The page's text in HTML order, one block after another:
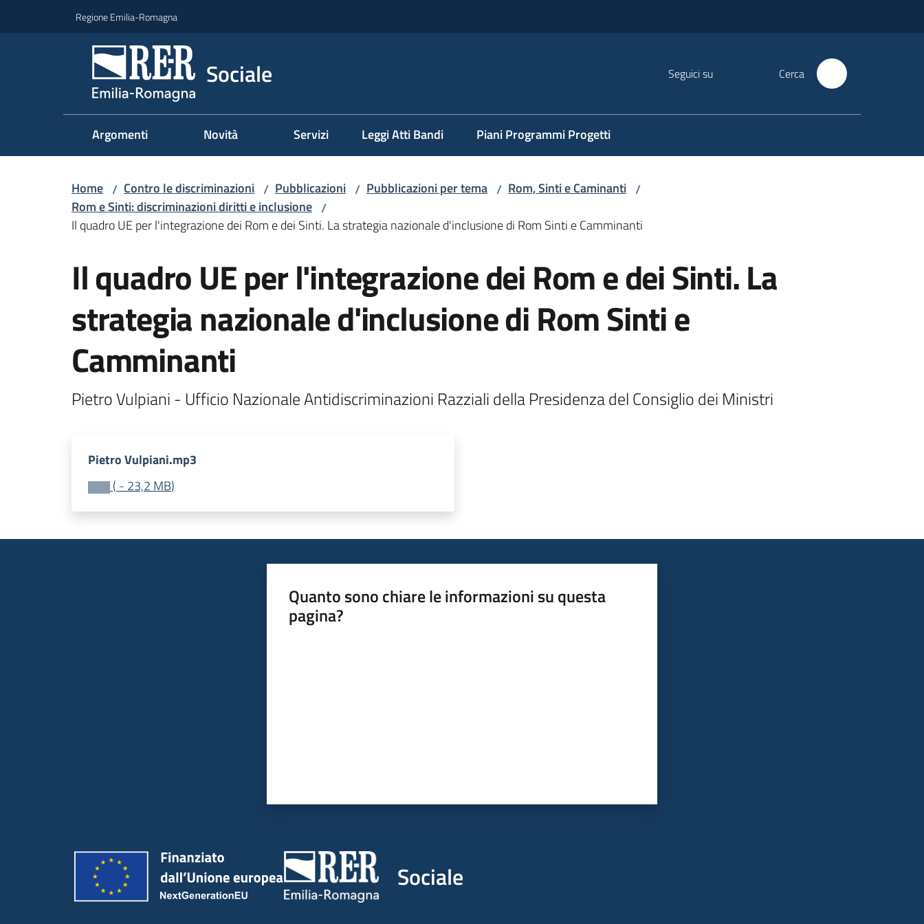
Regione Emilia-Romagna
Sociale Seguici su Cerca
Argomenti Novità Servizi Leggi Atti Bandi Piani Programmi Progetti
Home / Contro le discriminazioni / Pubblicazioni / Pubblicazioni per tema / Rom, Sinti e Caminanti /
Rom e Sinti: discriminazioni diritti e inclusione /
Il quadro UE per l'integrazione dei Rom e dei Sinti. La strategia nazionale d'inclusione di Rom Sinti e Camminanti
Il quadro UE per l'integrazione dei Rom e dei Sinti. La
strategia nazionale d'inclusione di Rom Sinti e
Camminanti
Pietro Vulpiani - Ufficio Nazionale Antidiscriminazioni Razziali della Presidenza del Consiglio dei Ministri
Pietro Vulpiani.mp3
( - 23,2 MB)
Quanto sono chiare le informazioni su questa
pagina?
Sociale